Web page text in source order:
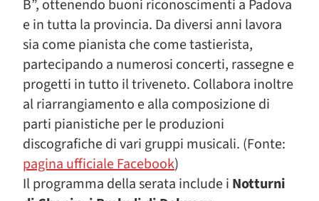
B”, ottenendo buoni riconoscimenti a Padova
e in tutta la provincia. Da diversi anni lavora
sia come pianista che come tastierista,
partecipando a numerosi concerti, rassegne e
progetti in tutto il triveneto. Collabora inoltre
al riarrangiamento e alla composizione di
parti pianistiche per le produzioni
discografiche di vari gruppi musicali. (Fonte:
pagina ufficiale Facebook)
Il programma della serata include i Notturni